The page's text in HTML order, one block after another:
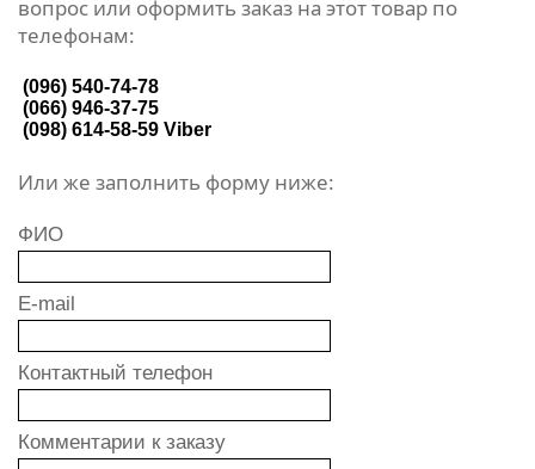
вопрос или оформить заказ на этот товар по
телефонам:
(096) 540-74-78
(066) 946-37-75
(098) 614-58-59 Viber
Или же заполнить форму ниже:
ФИО
E-mail
Контактный телефон
Комментарии к заказу